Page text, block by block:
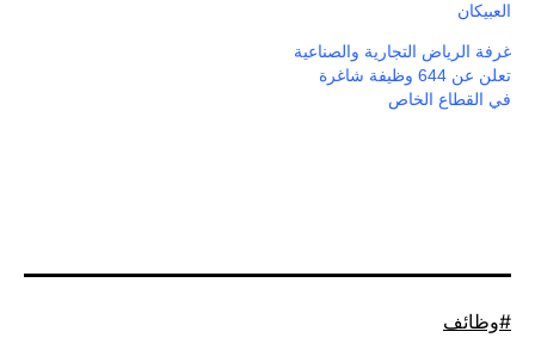
العبيكان
غرفة الرياض التجارية والصناعية
تعلن عن 644 وظيفة شاغرة
في القطاع الخاص
موسوم
وظائف